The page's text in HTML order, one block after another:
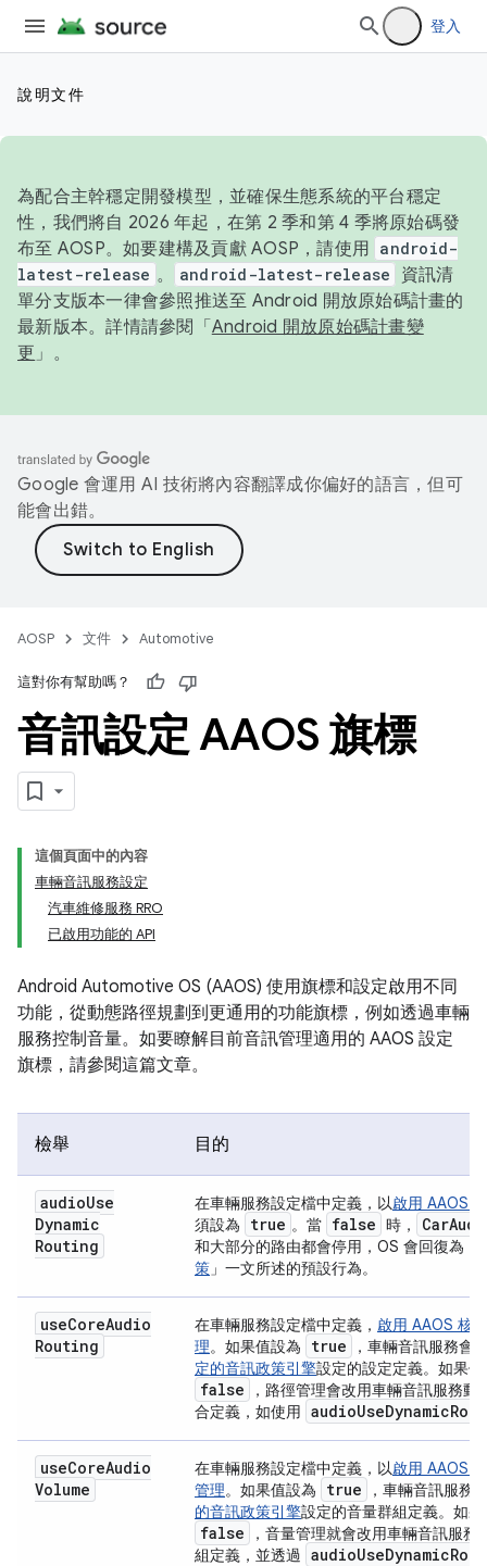
登入
說明文件
為配合主幹穩定開發模型，並確保生態系統的平台穩定
性，我們將自 2026 年起，在第 2 季和第 4 季將原始碼發
布至 AOSP。如要建構及貢獻 AOSP，請使用 android-
latest-release 。 android-latest-release
資訊清
單分支版本一律會參照推送至 Android 開放原始碼計畫的
最新版本。詳情請參閱「 Android 開放原始碼計畫變
更 」。
Google 會運用 AI 技術將內容翻譯成你偏好的語言，但可
能會出錯。
AOSP 文件 Automotive
這對你有幫助嗎？
音訊設定 AAOS 旗標
這個頁面中的內容
車輛音訊服務設定
汽車維修服務 RRO
已啟用功能的 API
Android Automotive OS (AAOS) 使用旗標和設定啟用不同
功能，從動態路徑規劃到更通用的功能旗標，例如透過車輛
服務控制音量。如要瞭解目前音訊管理適用的 AAOS 設定
旗標，請參閱這篇文章。
檢舉 目的
audioUse
Dynamic
Routing
在車輛服務設定檔中定義，以啟用 AAOS
須設為
true 。當 false 時， Car
和大部分的路由都會停用，OS 會回復為「
策 」一文所述的預設行為。
useCoreAudio
Routing
在車輛服務設定檔中定義， 啟用 AAOS 核
理。如果值設為 true
，車輛音訊服務會
定的音訊政策引擎設定的設定定義。如果
false
，路徑管理會改用車輛音訊服務動
合定義，如使用 audioUseDynamic
useCoreAudio
Volume
在車輛服務設定檔中定義，以啟用 AAOS
管理。如果值設為 true
，車輛音訊服務
的音訊政策引擎設定的音量群組定義。如
false
，音量管理就會改用車輛音訊服務
組定義，並透過 audioUseDynamic